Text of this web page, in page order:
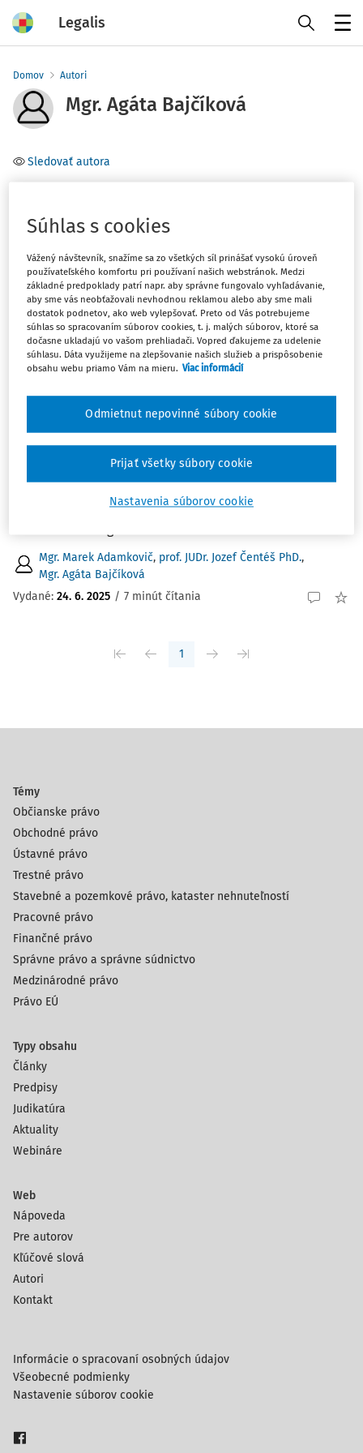
Legalis
Domov Autori
Mgr. Agáta Bajčíková
Sledovať autora
Počet vyhľadaných dokumentov: 1
Zoradiť podľa
Najnovšie Najstaršie
Správa z panelovej diskusie s názvom
Využitie práva v boji proti dezinformáciám
Dňa 5. novembra 2024 sa v priestoroch Právnickej fakulty
Univerzity Komenského v Bratislave (ďalej len Praf UK)
tému Využitie práva v boji proti dezinformáciám.
Mgr. Marek Adamkovič, prof. JUDr. Jozef Čentéš PhD.,
Mgr. Agáta Bajčíková
Vydané: 24. 6. 2025 / 7 minút čítania
1
Témy
Občianske právo
Obchodné právo
Ústavné právo
Trestné právo
Stavebné a pozemkové právo, kataster nehnuteľností
Pracovné právo
Finančné právo
Správne právo a správne súdnictvo
Medzinárodné právo
Právo EÚ
Typy obsahu
Články
Predpisy
Judikatúra
Aktuality
Webináre
Web
Nápoveda
Pre autorov
Kľúčové slová
Autori
Kontakt
Informácie o spracovaní osobných údajov
Všeobecné podmienky
Nastavenie súborov cookie
Súhlas s cookies
Vážený návštevník, snažíme sa zo všetkých síl prinášať vysokú úroveň
používateľského komfortu pri používaní našich webstránok. Medzi
základné predpoklady patrí napr. aby správne fungovalo vyhľadávanie,
aby sme vás neobťažovali nevhodnou reklamou alebo aby sme mali
dostatok podnetov, ako web vylepšovať. Preto od Vás potrebujeme
súhlas so spracovaním súborov cookies, t. j. malých súborov, ktoré sa
dočasne ukladajú vo vašom prehliadači. Vopred ďakujeme za udelenie
súhlasu. Dáta využijeme na zlepšovanie našich služieb a prispôsobenie
obsahu webu priamo Vám na mieru. Viac informácií
Nastavenia súborov cookie
Odmietnut nepovinné súbory cookie
Prijať všetky súbory cookie